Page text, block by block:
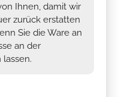
Ihnen, damit wir
zurück erstatten
Sie die Ware an
an der